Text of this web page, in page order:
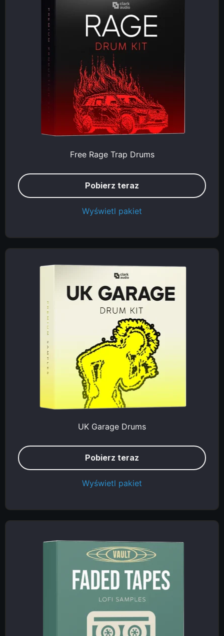
Free Rage Trap Drums
Pobierz teraz
Wyświetl pakiet
UK Garage Drums
Pobierz teraz
Wyświetl pakiet